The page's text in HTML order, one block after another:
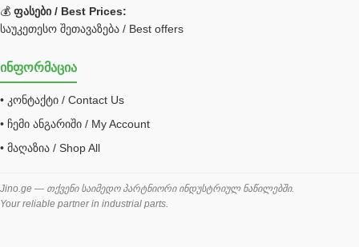
ქვაბი გათბობა მილები
შემაერთებელი / გადამყვანი UNF ORFS
შემაერთებელი BSPP /გადამყვანი
შესაფუთი მანქანა ვაკუმით
შლანგი
საწვავის შლანგი
💰 ფასები / Best Prices:
საუკეთესო შეთავაზება / Best offers
ინფორმაცია
• კონტაქტი / Contact Us
• ჩემი ანგარიში / My Account
• მაღაზია / Shop All
Jino.ge — თქვენი საიმედო პარტნიორი ინდუსტრიულ ნაწილებში.
Your reliable partner in industrial parts.